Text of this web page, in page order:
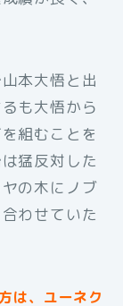
本大悟と出
も大悟から
組むことを
猛反対した
の木にノブ
わせていた
は、ユーネク